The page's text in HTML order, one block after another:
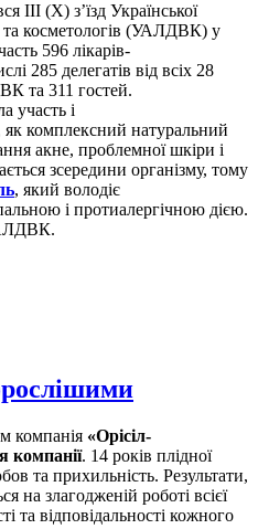
ІІІ (Х) з’їзд Української
та косметологів (УАЛДВК) у
596 лікарів-
285 делегатів від всіх 28
та 311 гостей.
участь і
як комплексний натуральний
акне, проблемної шкіри і
зсередини організму, тому
, який володіє
і протиалергічною дією.
компанія «Орісіл-
компанії. 14 років плідної
та прихильність. Результати,
на злагодженій роботі всієї
та відповідальності кожного